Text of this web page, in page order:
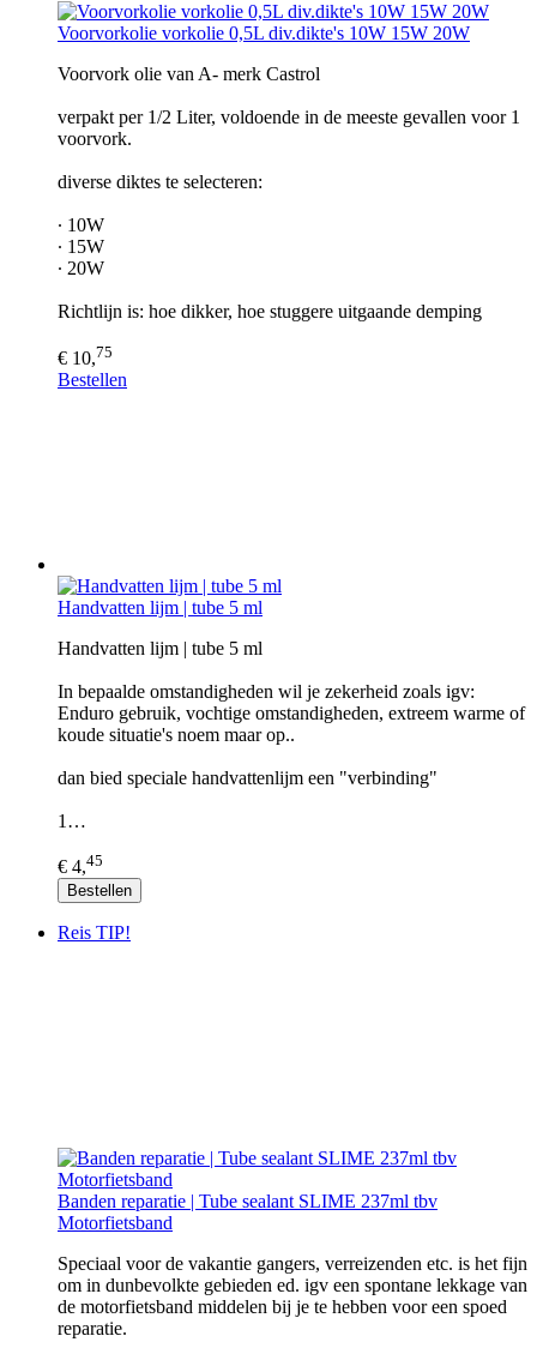
Voorvorkolie vorkolie 0,5L div.dikte's 10W 15W 20W
Voorvork olie van A- merk Castrol
verpakt per 1/2 Liter, voldoende in de meeste gevallen voor 1
voorvork.
diverse diktes te selecteren:
∙ 10W
∙ 15W
∙ 20W
Richtlijn is: hoe dikker, hoe stuggere uitgaande demping
€ 10,75
Bestellen
Handvatten lijm | tube 5 ml
Handvatten lijm | tube 5 ml
In bepaalde omstandigheden wil je zekerheid zoals igv:
Enduro gebruik, vochtige omstandigheden, extreem warme of
koude situatie's noem maar op..
dan bied speciale handvattenlijm een "verbinding"
1…
€ 4,45
Bestellen
Reis TIP!
Banden reparatie | Tube sealant SLIME 237ml tbv
Motorfietsband
Speciaal voor de vakantie gangers, verreizenden etc. is het fijn
om in dunbevolkte gebieden ed. igv een spontane lekkage van
de motorfietsband middelen bij je te hebben voor een spoed
reparatie.